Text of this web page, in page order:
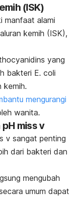
(ISK)
manfaat alami
kemih (ISK),
yang
bakteri E. coli
kemih.
mengurangi
wanita.
miss v
v sangat penting
dari bakteri dan
mengubah
umum dapat